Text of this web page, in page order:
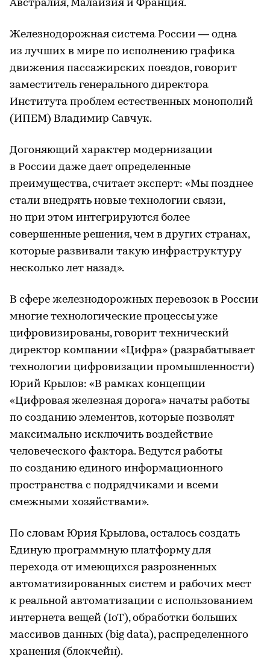
Австралия, Малайзия и Франция.
Железнодорожная система России — одна
из лучших в мире по исполнению графика
движения пассажирских поездов, говорит
заместитель генерального директора
Института проблем естественных монополий
(ИПЕМ) Владимир Савчук.
Догоняющий характер модернизации
в России даже дает определенные
преимущества, считает эксперт: «Мы позднее
стали внедрять новые технологии связи,
но при этом интегрируются более
совершенные решения, чем в других странах,
которые развивали такую инфраструктуру
несколько лет назад».
В сфере железнодорожных перевозок в России
многие технологические процессы уже
цифровизированы, говорит технический
директор компании «Цифра» (разрабатывает
технологии цифровизации промышленности)
Юрий Крылов: «В рамках концепции
«Цифровая железная дорога» начаты работы
по созданию элементов, которые позволят
максимально исключить воздействие
человеческого фактора. Ведутся работы
по созданию единого информационного
пространства с подрядчиками и всеми
смежными хозяйствами».
По словам Юрия Крылова, осталось создать
Единую программную платформу для
перехода от имеющихся разрозненных
автоматизированных систем и рабочих мест
к реальной автоматизации с использованием
интернета вещей (IoT), обработки больших
массивов данных (big data), распределенного
хранения (блокчейн).